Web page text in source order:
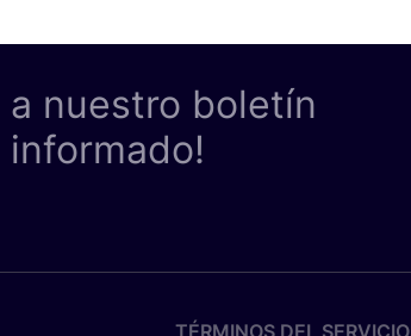
a nuestro boletín
TÉRMINOS DEL SERVICIO